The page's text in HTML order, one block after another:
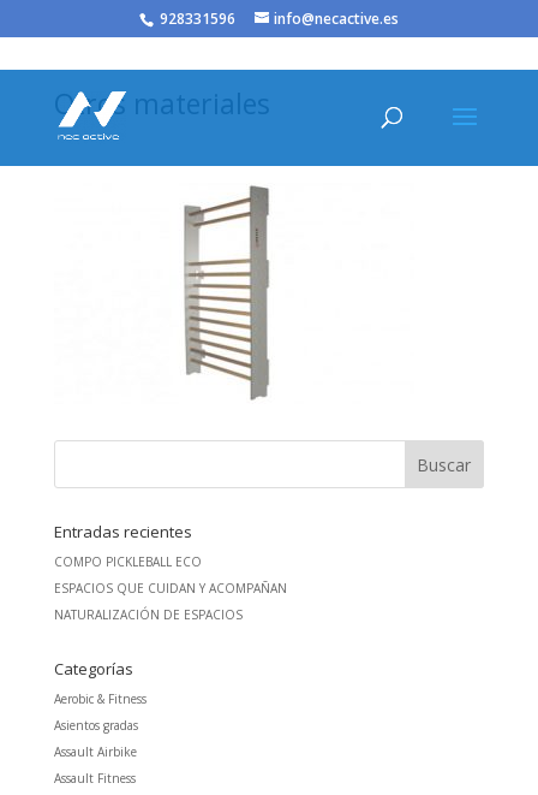
/* JS para menú plegable móvil Divi */
928331596 info@necactive.es
Otros materiales
Entradas recientes
COMPO PICKLEBALL ECO
ESPACIOS QUE CUIDAN Y ACOMPAÑAN
NATURALIZACIÓN DE ESPACIOS
Categorías
Aerobic & Fitness
Asientos gradas
Assault Airbike
Assault Fitness